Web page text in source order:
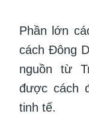
Phần lớn
cách Đông
nguồn từ
được cách
tinh tế.